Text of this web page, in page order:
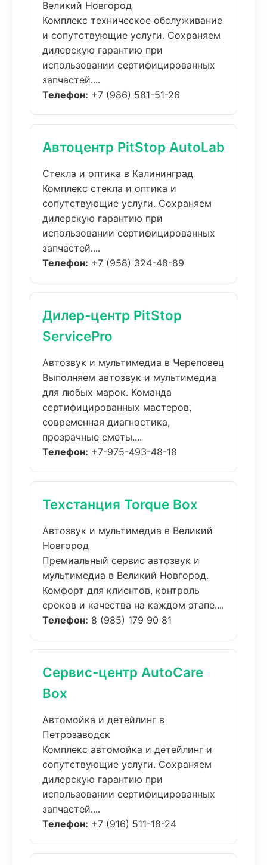
Великий Новгород
Комплекс техническое обслуживание
и сопутствующие услуги. Сохраняем
дилерскую гарантию при
использовании сертифицированных
запчастей....
Телефон: +7 (986) 581-51-26
Автоцентр PitStop AutoLab
Стекла и оптика в Калининград
Комплекс стекла и оптика и
сопутствующие услуги. Сохраняем
дилерскую гарантию при
использовании сертифицированных
запчастей....
Телефон: +7 (958) 324-48-89
Дилер-центр PitStop
ServicePro
Автозвук и мультимедиа в Череповец
Выполняем автозвук и мультимедиа
для любых марок. Команда
сертифицированных мастеров,
современная диагностика,
прозрачные сметы....
Телефон: +7-975-493-48-18
Техстанция Torque Box
Автозвук и мультимедиа в Великий
Новгород
Премиальный сервис автозвук и
мультимедиа в Великий Новгород.
Комфорт для клиентов, контроль
сроков и качества на каждом этапе....
Телефон: 8 (985) 179 90 81
Сервис-центр AutoCare
Box
Автомойка и детейлинг в
Петрозаводск
Комплекс автомойка и детейлинг и
сопутствующие услуги. Сохраняем
дилерскую гарантию при
использовании сертифицированных
запчастей....
Телефон: +7 (916) 511-18-24